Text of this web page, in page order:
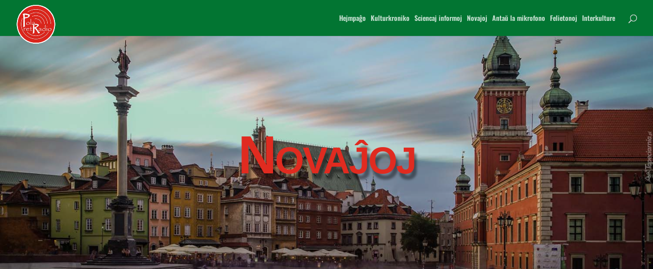
Hejmpaĝo Kulturkroniko Sciencaj informoj Novajoj Antaŭ la mikrofono Felietonoj Interkulture
Novaĵoj